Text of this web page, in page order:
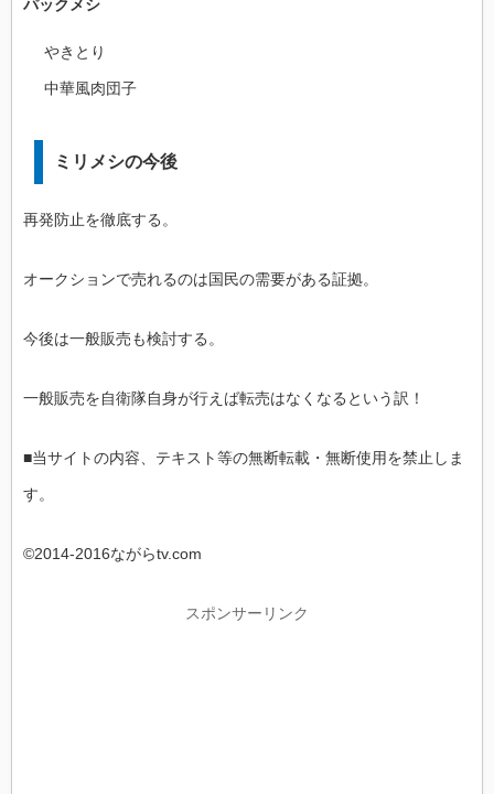
パックメシ
やきとり
中華風肉団子
ミリメシの今後
再発防止を徹底する。
オークションで売れるのは国民の需要がある証拠。
今後は一般販売も検討する。
一般販売を自衛隊自身が行えば転売はなくなるという訳！
■当サイトの内容、テキスト等の無断転載・無断使用を禁止しま
す。
©2014-2016ながらtv.com
スポンサーリンク